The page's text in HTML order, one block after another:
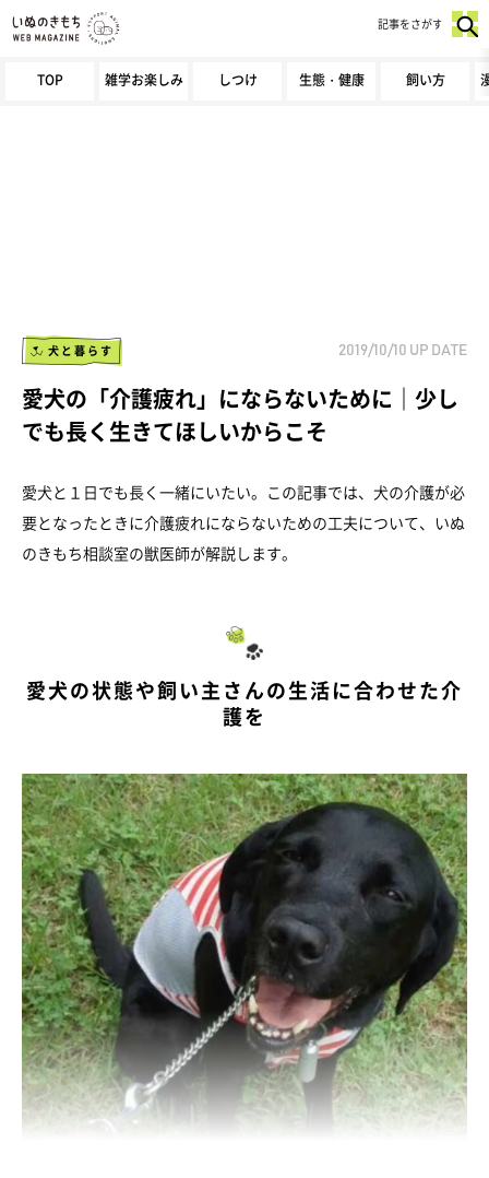
TOP 雑学お楽しみ しつけ 生態・健康 飼い方
記事をさがす
犬と暮らす 2019/10/10 UP DATE
愛犬の「介護疲れ」にならないために｜少し
でも長く生きてほしいからこそ
愛犬と１日でも長く一緒にいたい。この記事では、犬の介護が必
要となったときに介護疲れにならないための工夫について、いぬ
のきもち相談室の獣医師が解説します。
愛犬の状態や飼い主さんの生活に合わせた介
護を